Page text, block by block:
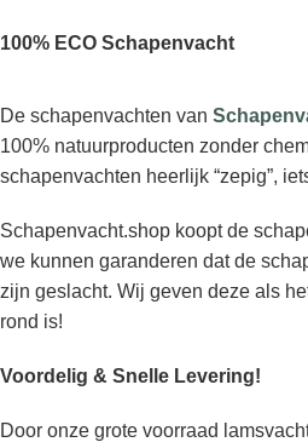
100% ECO Schapenvacht
De schapenvachten van
100% natuurproducten zonder
schapenvachten heerlijk “zepig”,
Schapenvacht.shop koopt de
we kunnen garanderen dat de
zijn geslacht. Wij geven deze als
rond is!
Voordelig & Snelle Levering!
Door onze grote voorraad